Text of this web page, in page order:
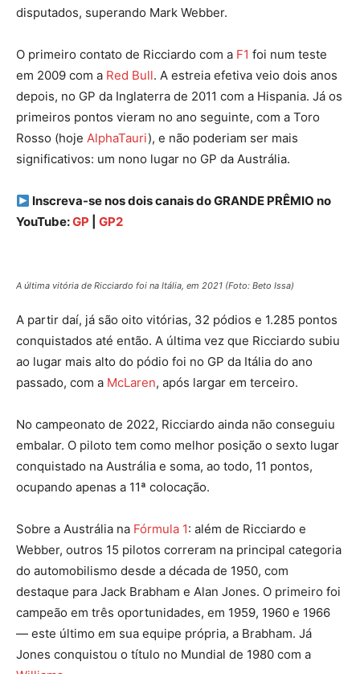
disputados, superando Mark Webber.
O primeiro contato de Ricciardo com a F1 foi num teste
em 2009 com a Red Bull. A estreia efetiva veio dois anos
depois, no GP da Inglaterra de 2011 com a Hispania. Já os
primeiros pontos vieram no ano seguinte, com a Toro
Rosso (hoje AlphaTauri), e não poderiam ser mais
significativos: um nono lugar no GP da Austrália.
Inscreva-se nos dois canais do GRANDE PRÊMIO no
YouTube:GP GP2
A última vitória de Ricciardo foi na Itália, em 2021 (Foto: Beto Issa)
A partir daí, já são oito vitórias, 32 pódios e 1.285 pontos
conquistados até então. A última vez que Ricciardo subiu
ao lugar mais alto do pódio foi no GP da Itália do ano
passado, com a McLaren, após largar em terceiro.
No campeonato de 2022, Ricciardo ainda não conseguiu
embalar. O piloto tem como melhor posição o sexto lugar
conquistado na Austrália e soma, ao todo, 11 pontos,
ocupando apenas a 11ª colocação.
Sobre a Austrália na Fórmula 1: além de Ricciardo e
Webber, outros 15 pilotos correram na principal categoria
do automobilismo desde a década de 1950, com
destaque para Jack Brabham e Alan Jones. O primeiro foi
campeão em três oportunidades, em 1959, 1960 e 1966
— este último em sua equipe própria, a Brabham. Já
Jones conquistou o título no Mundial de 1980 com a